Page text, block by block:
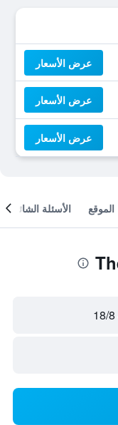
عرض الأسعار
عرض الأسعار
عرض الأسعار
الموقع الأسئلة الشائعة